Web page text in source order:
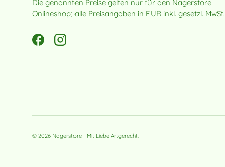
Die genannten Preise gelten nur für den Nagerstore
Onlineshop; alle Preisangaben in EUR inkl. gesetzl. MwSt.
FacebookInstagram
© 2026 Nagerstore - Mit Liebe Artgerecht.